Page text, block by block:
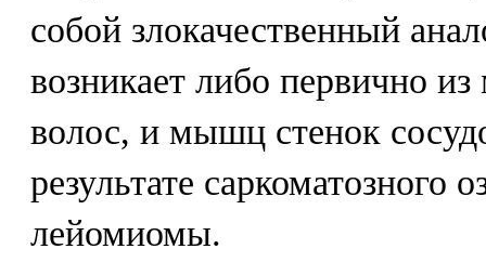
собой злокачественный
возникает либо первично
волос, и мышц стенок
результате саркоматозного
лейомиомы.